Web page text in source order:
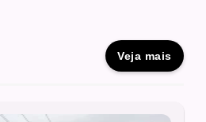
Veja mais